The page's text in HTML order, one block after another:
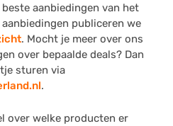
aanbiedingen van het
publiceren we
. Mocht je meer over ons
over bepaalde deals? Dan
sturen via
.
over welke producten er